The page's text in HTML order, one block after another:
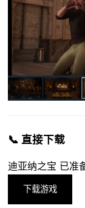
📞 直接下载
迪亚纳之宝 已准
下载游戏